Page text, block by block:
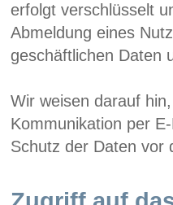
erfolgt verschlüsselt
Abmeldung eines
geschäftlichen Daten
Wir weisen darauf
Kommunikation per
Schutz der Daten vor